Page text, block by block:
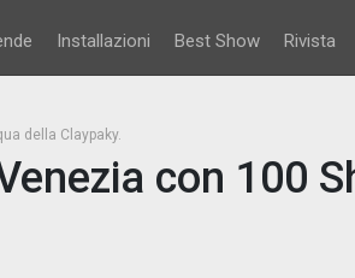
Installazioni Best Show Rivista
della Claypaky.
con 100